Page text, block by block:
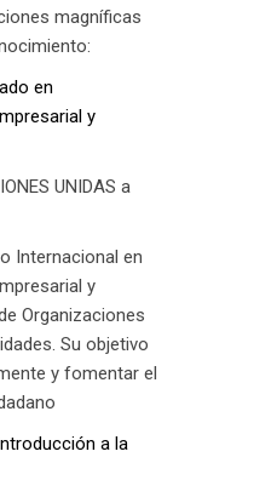
magníficas
en
y
UNIDAS a
Internacional en
y
Organizaciones
Su objetivo
y fomentar el
a la